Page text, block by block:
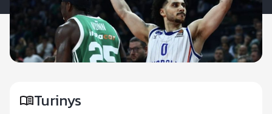
Turinys